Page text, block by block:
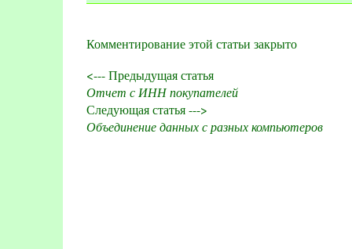
Комментирование этой статьи закрыто
<--- Предыдущая статья
Отчет с ИНН покупателей
Следующая статья --->
Объединение данных с разных компьютеров